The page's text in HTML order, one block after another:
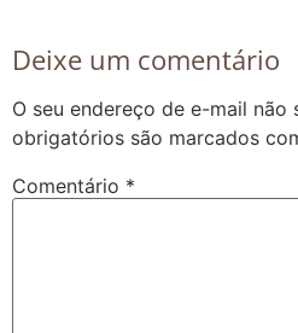
Deixe um comentário
O seu endereço de e-mail não
obrigatórios são marcados
Comentário *